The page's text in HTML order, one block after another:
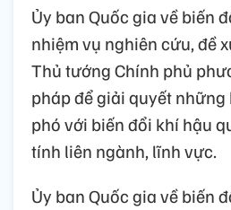
Ủy ban Quốc gia về biến
nhiệm vụ nghiên cứu, đề
Thủ tướng Chính phủ
pháp để giải quyết
phó với biến đổi khí hậu
tính liên ngành, lĩnh vực.
Ủy ban Quốc gia về biến